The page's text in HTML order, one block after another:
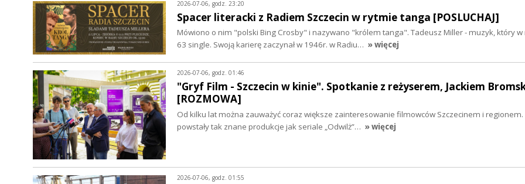
2026-07-06, godz. 23:20
Spacer literacki z Radiem Szczecin w rytmie tanga [POSLUCHAJ]
Mówiono o nim "polski Bing Crosby" i nazywano "królem tanga". Tadeusz Miller - muzyk, który w
63 single. Swoją karierę zaczynał w 1946r. w Radiu… » więcej
2026-07-06, godz. 01:46
"Gryf Film - Szczecin w kinie". Spotkanie z reżyserem, Jackiem
[ROZMOWA]
Od kilku lat można zauważyć coraz większe zainteresowanie filmowców Szczecinem i
powstały tak znane produkcje jak seriale „Odwilż”… » więcej
2026-07-06, godz. 01:55